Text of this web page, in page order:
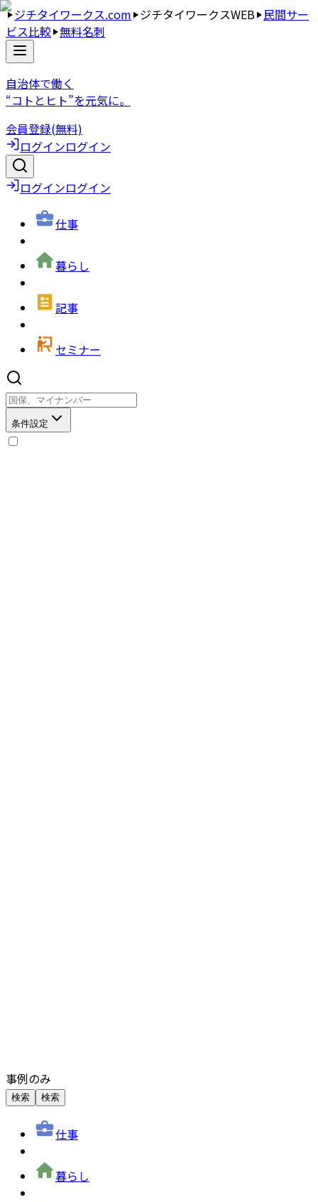
ジチタイワークス.com ジチタイワークスWEB 民間サー
ビス比較 無料名刺
自治体で働く
“コトとヒト”を元気に。
会員登録(無料)
ログインログイン
ログインログイン
仕事
暮らし
記事
セミナー
条件設定
事例のみ
検索 検索
仕事
暮らし